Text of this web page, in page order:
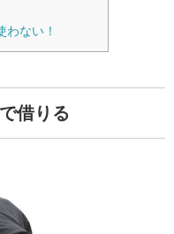
ない！
借りる